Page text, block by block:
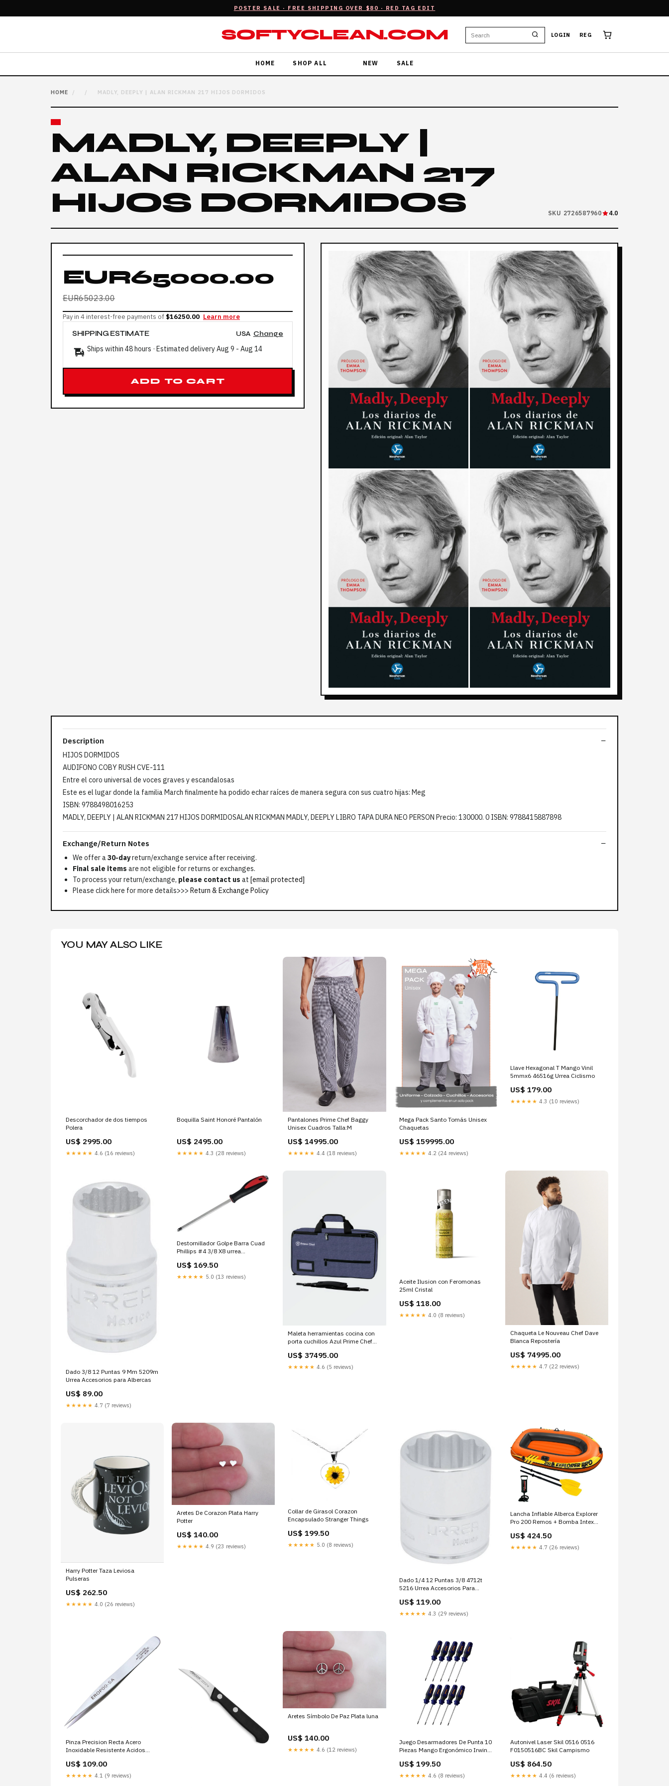
POSTER SALE · FREE SHIPPING OVER $80 · RED TAG EDIT
SOFTYCLEAN.COM LOGIN REG
HOME SHOP ALL NEW SALE
HOME / / MADLY, DEEPLY | ALAN RICKMAN 217 HIJOS DORMIDOS
MADLY, DEEPLY |
ALAN RICKMAN 217
HIJOS DORMIDOS
SKU 2726587960 4.0
EUR65000.00
EUR65023.00
Pay in 4 interest-free payments of $16250.00 Learn more
SHIPPING ESTIMATE USA Change
Ships within 48 hours · Estimated deliveryAug 9 - Aug 14
ADD TO CART
Description
HIJOS DORMIDOS
AUDIFONO COBY RUSH CVE-111
Entre el coro universal de voces graves y escandalosas
Este es el lugar donde la familia March finalmente ha podido echar raíces de manera segura con sus cuatro hijas: Meg
ISBN: 9788498016253
MADLY, DEEPLY | ALAN RICKMAN 217 HIJOS DORMIDOSALAN RICKMAN MADLY, DEEPLY LIBRO TAPA DURA NEO PERSON Precio: 130000. 0 ISBN: 9788415887898
Exchange/Return Notes
We offer a30-dayreturn/exchange service after receiving.
Final sale items are not eligible for returns or exchanges.
To process your return/exchange, please contact us at [email protected]
Please click here for more details>>> Return & Exchange Policy
YOU MAY ALSO LIKE
Descorchador de dos tiempos
Polera
US$ 2995.00
★★★★★ 4.6 (16 reviews)
Boquilla Saint Honoré Pantalón
US$ 2495.00
★★★★★ 4.3 (28 reviews)
Pantalones Prime Chef Baggy
Unisex Cuadros Talla:M
US$ 14995.00
★★★★★ 4.4 (18 reviews)
Mega Pack Santo Tomás Unisex
Chaquetas
US$ 159995.00
★★★★★ 4.2 (24 reviews)
Llave Hexagonal T Mango Vinil
5mmx6 46516g Urrea Ciclismo
US$ 179.00
★★★★★ 4.3 (10 reviews)
Dado 3/8 12 Puntas 9 Mm 5209m
Urrea Accesorios para Albercas
US$ 89.00
★★★★★ 4.7 (7 reviews)
Destornillador Golpe Barra Cuad
Phillips #4 3/8 X8 urrea
US$ 169.50
★★★★★ 5.0 (13 reviews)
Maleta herramientas cocina con
porta cuchillos Azul Prime Chef
US$ 37495.00
★★★★★ 4.6 (5 reviews)
Aceite Ilusion con Feromonas
25ml Cristal
US$ 118.00
★★★★★ 4.0 (8 reviews)
Chaqueta Le Nouveau Chef Dave
Blanca Repostería
US$ 74995.00
★★★★★ 4.7 (22 reviews)
Harry Potter Taza Leviosa
Pulseras
US$ 262.50
★★★★★ 4.0 (26 reviews)
Aretes De Corazon Plata Harry
Potter
US$ 140.00
★★★★★ 4.9 (23 reviews)
Collar de Girasol Corazon
Encapsulado Stranger Things
US$ 199.50
★★★★★ 5.0 (8 reviews)
Dado 1/4 12 Puntas 3/8 4712t
5216 Urrea Accesorios Para
US$ 119.00
★★★★★ 4.3 (29 reviews)
Lancha Inflable Alberca Explorer
Pro 200 Remos + Bomba Intex
US$ 424.50
★★★★★ 4.7 (26 reviews)
Pinza Precision Recta Acero
Inoxidable Resistente Acidos
US$ 109.00
★★★★★ 4.1 (9 reviews)
Aretes Símbolo De Paz Plata luna
US$ 140.00
★★★★★ 4.6 (12 reviews)
Juego Desarmadores De Punta 10
Piezas Mango Ergonómico Irwin
US$ 199.50
★★★★★ 4.6 (8 reviews)
Autonivel Laser Skil 0516 0516
F0150516BC Skil Campismo
US$ 864.50
★★★★★ 4.4 (6 reviews)